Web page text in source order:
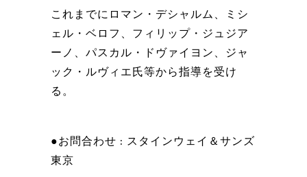
これまでにロマン・デシャルム、ミシ
ェル・ベロフ、フィリップ・ジュジア
ーノ、パスカル・ドヴァイヨン、ジャ
ック・ルヴィエ氏等から指導を受け
る。
●お問合わせ : スタインウェイ＆サンズ
東京